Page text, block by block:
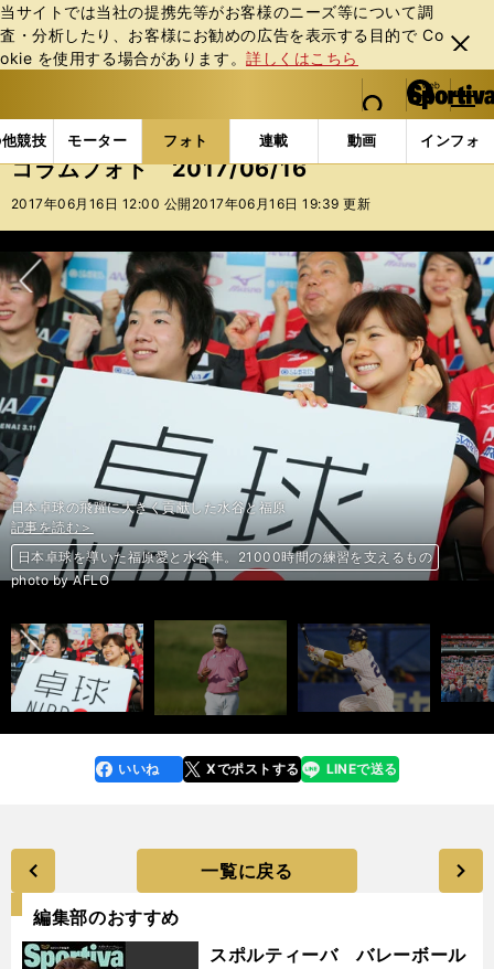
当サイトでは当社の提携先等がお客様のニーズ等について調
査・分析したり、お客様にお勧めの広告を表⽰する⽬的で Co
okie を使⽤する場合があります。詳しくはこちら
閉じ
る
web Sportiva (webスポルティーバ)
検索
マイペ
ー
ジ
メニュ
競技 モーター フォト 連載 動画 インフォ
b
ス
ポ
ル
ー
バ
フォトギャラリー コラムフォト コラムフォト
コラムフォト 2017/06/16
2017年06月16日 12:00 公開 2017年06月16日 19:39 更新
次へ
日本卓球の飛躍に大きく貢献した水谷と福原
記事を読む＞
日本卓球を導いた福原愛と水谷隼。21000時間の練習を支えるもの
photo by AFLO
記事を読む＞
青木功、丸山茂樹を超えて、松山英樹は全米オープンの歴史に名を刻むか
記事を読む＞
元ヤクルト同僚たちが感謝する、青木宣親の「青空バッティング教室」
記事を読む＞
走行距離１位のリバプールがCLに復帰。連戦の来季はスタミナ勝負に
記事を読む＞
調教師が「夢」を激白。ユニコーンＳは新女傑リエノテソーロで鉄板！
記事を読む＞
無敵のNBA王者・ウォリアーズに忍び寄る「スター軍団崩壊」の足音
記事を読む＞
調教師が「夢」を激白。ユニコーンＳは新女傑リエノテソーロで鉄板！
記事を読む＞
Ｗ杯出場の決め手に、福田正博がハリル監督に求める岡崎慎司の起用法
前へ
faceboo
k
いいね Xでポストする
line LINEで送る
一覧に戻る
編集部のおすすめ
スポルティーバ バレーボール